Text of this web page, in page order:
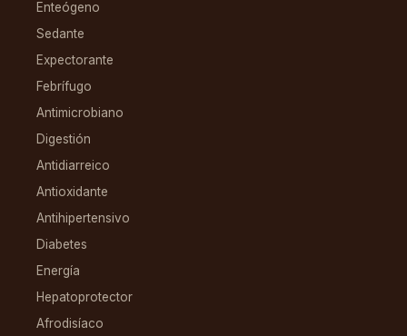
Enteógeno
Sedante
Expectorante
Febrífugo
Antimicrobiano
Digestión
Antidiarreico
Antioxidante
Antihipertensivo
Diabetes
Energía
Hepatoprotector
Afrodisíaco